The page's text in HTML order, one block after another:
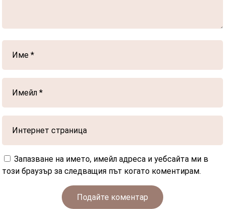
Запазване на името, имейл адреса и уебсайта ми в
този браузър за следващия път когато коментирам.
Подайте коментар